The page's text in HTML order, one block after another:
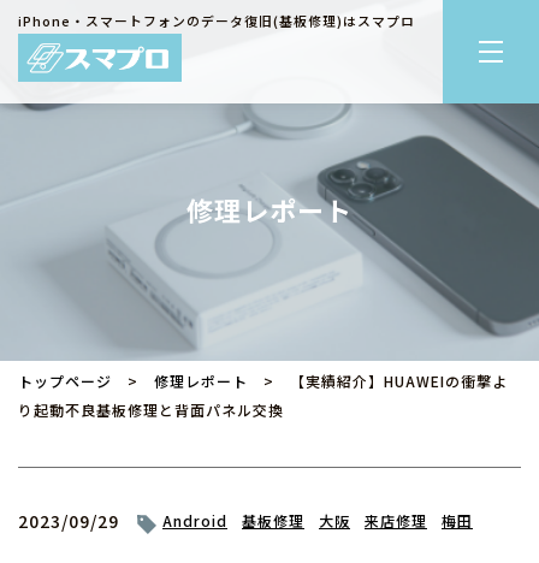
iPhone・スマートフォンのデータ復旧(基板修理)はスマプロ
修理レポート
トップページ > 修理レポート
> 【実績紹介】HUAWEIの衝撃よ
り起動不良基板修理と背面パネル交換
2023/09/29 Android 基板修理 大阪 来店修理 梅田